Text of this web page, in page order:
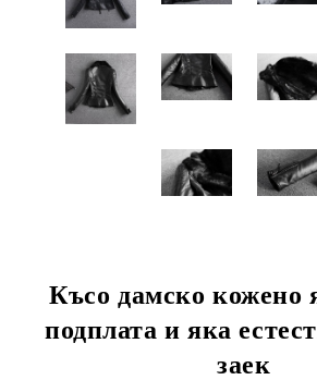
Късо дамско кожено
подплата и яка
заек